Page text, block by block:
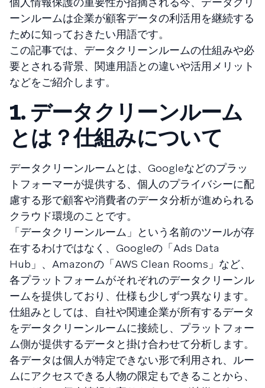
ーンルームは企業が顧客データの利活用を継続する
ために知っておきたい用語です。
この記事では、データクリーンルームの仕組みや必
要とされる背景、関連用語との違いや活用メリット
などをご紹介します。
1. データクリーンルーム
とは？仕組みについて
データクリーンルームとは、Googleなどのプラッ
トフォーマーが提供する、個人のプライバシーに配
慮する形で顧客や消費者のデータ分析が進められる
クラウド環境のことです。
「データクリーンルーム」という名前のツールが存
在するわけではなく、Googleの「Ads Data
Hub」、Amazonの「AWS Clean Rooms」など、
各プラットフォームがそれぞれのデータクリーンル
ームを提供しており、仕様も少しずつ異なります。
仕組みとしては、自社や関連企業が所有するデータ
をデータクリーンルームに接続し、プラットフォー
ム側が提供するデータと掛け合わせて分析します。
各データは個人が特定できない形で利用され、ルー
ムにアクセスできる人物の限定もできることから、